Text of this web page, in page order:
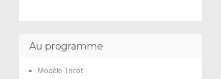
Au programme
Modèle Tricot